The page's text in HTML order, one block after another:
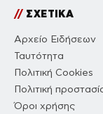
//ΣΧΕΤΙΚΑ
Αρχείο Ειδήσεων
Ταυτότητα
Πολιτική Cookies
Πολιτική
Όροι χρήσης